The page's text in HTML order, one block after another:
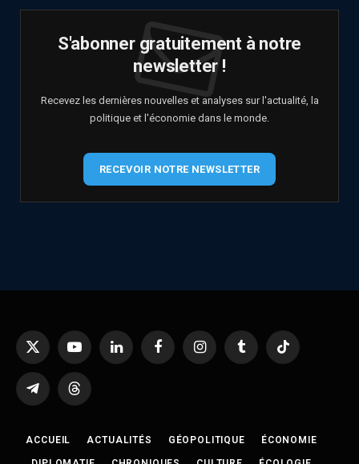
S'abonner gratuitement à notre
newsletter !
Recevez les dernières nouvelles et analyses sur l'actualité, la
politique et l'économie dans le monde.
RECEVOIR NOTRE NEWSLETTER
X
YouTubeLinkedIn FacebookInstagramTumblr TikTok
TelegramThreads
ACCUEIL ACTUALITÉS GÉOPOLITIQUE ÉCONOMIE